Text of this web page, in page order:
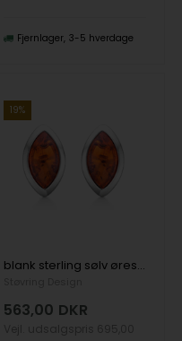
Fjernlager 3-5 hverdage
19%
blank sterling sølv ørestikker RAV med blank overflade fra Støvring Design
563,00 DKR